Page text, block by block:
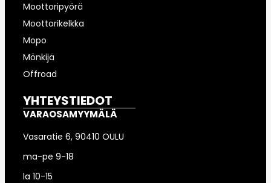
Moottoripyörä
Moottorikelkka
Mopo
Mönkijä
Offroad
YHTEYSTIEDOT
VARAOSAMYYMÄLÄ
Vasaratie 6, 90410 OULU
ma-pe 9-18
la 10-15